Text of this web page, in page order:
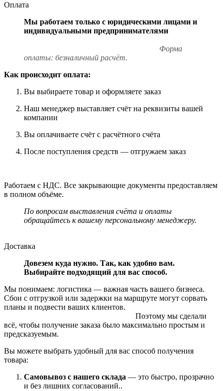
Оплата
Мы работаем только с юридическими лицами и
индивидуальными предпринимателями
Форма
оплаты: безналичный расчёт.
Как происходит оплата:
Вы выбираете товар и оформляете заказ
Наш менеджер выставляет счёт на реквизиты вашей
компании
Вы оплачиваете счёт с расчётного счёта
После поступления средств — отгружаем заказ
Работаем с НДС. Все закрывающие документы предоставляем
в полном объёме.
По вопросам выставления счёта и оплаты
обращайтесь к вашему персональному менеджеру.
Доставка
Довезем куда нужно. Так, как удобно вам.
Выбирайте подходящий для вас способ.
Мы понимаем: логистика — важная часть вашего бизнеса.
Сбои с отгрузкой или задержки на маршруте могут сорвать
планы и подвести ваших клиентов.
Поэтому мы сделали
всё, чтобы получение заказа было максимально простым и
предсказуемым.
Вы можете выбрать удобный для вас способ получения
товара:
Самовывоз с нашего склада — это быстро, прозрачно
и без лишних согласований..